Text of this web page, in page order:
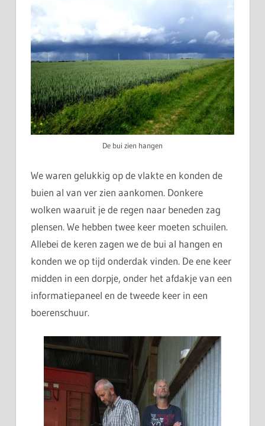
De bui zien hangen
We waren gelukkig op de vlakte en konden de
buien al van ver zien aankomen. Donkere
wolken waaruit je de regen naar beneden zag
plensen. We hebben twee keer moeten schuilen.
Allebei de keren zagen we de bui al hangen en
konden we op tijd onderdak vinden. De ene keer
midden in een dorpje, onder het afdakje van een
informatiepaneel en de tweede keer in een
boerenschuur.